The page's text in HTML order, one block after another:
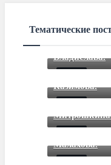
Тематические
Владислава.
Закончили
Казимова.
Закончили
Закончили
Малахова.